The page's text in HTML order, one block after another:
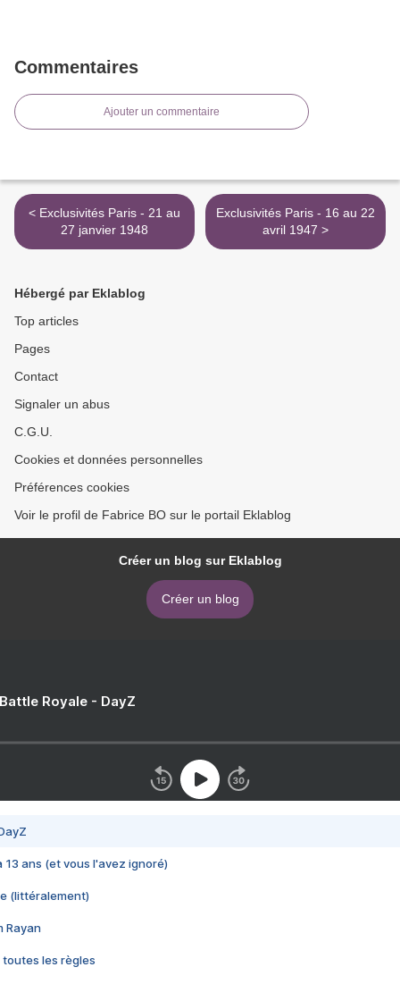
Commentaires
Ajouter un commentaire
< Exclusivités Paris - 21 au
27 janvier 1948
Exclusivités Paris - 16 au 22
avril 1947 >
Hébergé par Eklablog
Top articles
Pages
Contact
Signaler un abus
C.G.U.
Cookies et données personnelles
Préférences cookies
Voir le profil de Fabrice BO sur le portail Eklablog
Créer un blog sur Eklablog
Créer un blog
Royale - DayZ
13 ans (et vous l'avez ignoré)
(littéralement)
Rayan
toutes les règles